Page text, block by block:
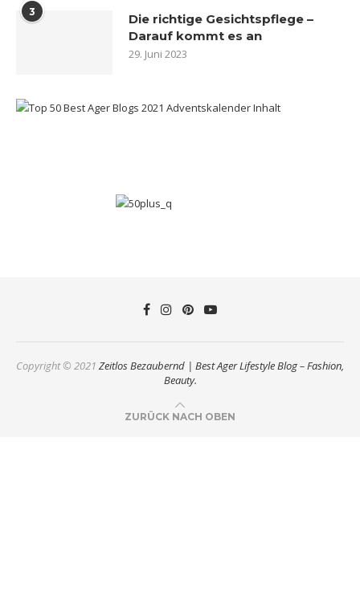
3
Die richtige Gesichtspflege –
Darauf kommt es an
29. Juni 2023
Copyright © 2021 Zeitlos Bezaubernd | Best Ager Lifestyle Blog – Fashion,
Beauty.
ZURÜCK NACH OBEN